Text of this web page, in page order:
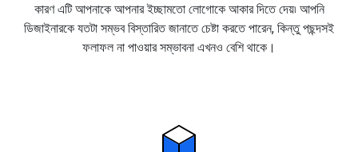
কারণ এটি আপনাকে আপনার ইচ্ছামতো লোগোকে আকার দিতে দেয়৷ আপনি
ডিজাইনারকে যতটা সম্ভব বিস্তারিত জানাতে চেষ্টা করতে পারেন, কিন্তু পছন্দসই
ফলাফল না পাওয়ার সম্ভাবনা এখনও বেশি থাকে।